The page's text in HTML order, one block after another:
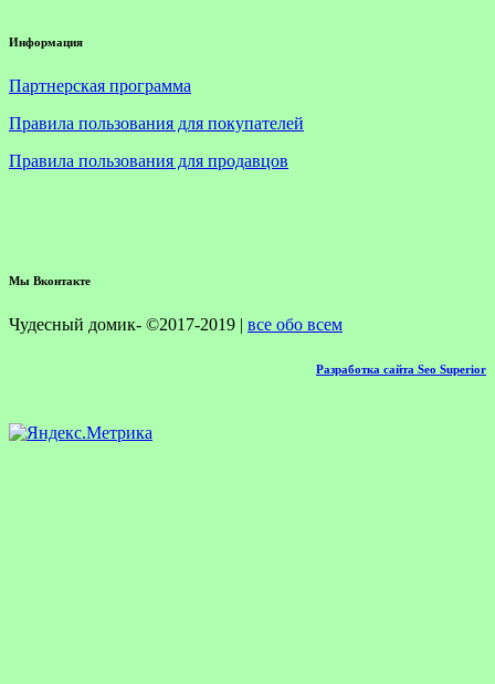
Информация
Партнерская программа
Правила пользования для покупателей
Правила пользования для продавцов
Мы Вконтакте
Чудесный домик- ©2017-2019 | все обо всем
Разработка сайта Seo Superior